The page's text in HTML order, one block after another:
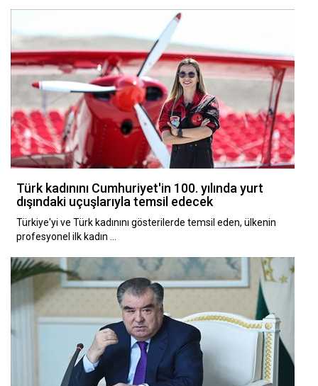
Türk kadınını Cumhuriyet'in 100. yılında yurt
dışındaki uçuşlarıyla temsil edecek
Türkiye'yi ve Türk kadınını gösterilerde temsil eden, ülkenin
profesyonel ilk kadın …